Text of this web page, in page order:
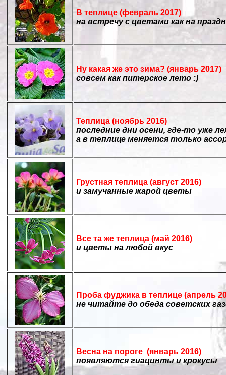
В теплице (февраль 2017)
на встречу с цветами как на
Ну какая же это зима? (январь 2017)
совсем как питерское лето :)
Теплица (ноябрь 2016)
последние дни осени, где-то уже
а в теплице меняется только
Грустная теплица (август 2016)
и замучанные жарой цветы
Все та же теплица (май 2016)
и цветы на любой вкус
Проба фуджика в теплице (апрель
не читайте до обеда советских
Весна на пороге (январь 2016)
появляются гиацинты и крокусы